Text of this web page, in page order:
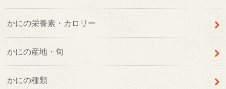
かにの栄養素・カロリー
かにの産地・旬
かにの種類